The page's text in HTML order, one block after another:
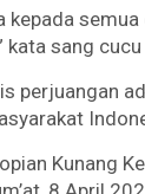
kepada
sang
perjuangan
Kunang